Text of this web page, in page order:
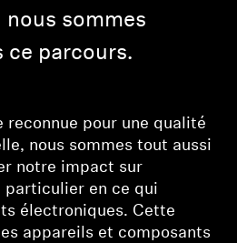
sommes
ce parcours.
reconnue pour une qualité
nous sommes tout aussi
notre impact sur
particulier en ce qui
électroniques. Cette
appareils et composants